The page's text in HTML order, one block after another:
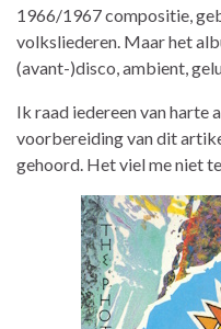
1966/1967 compositie,
volksliederen. Maar het
(avant-)disco, ambient,
Ik raad iedereen van harte
voorbereiding van dit
gehoord. Het viel me niet